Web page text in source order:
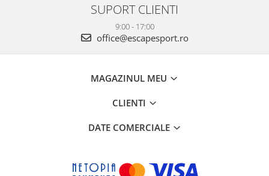
SUPORT CLIENTI
9:00 - 17:00
office@escapesport.ro
MAGAZINUL MEU
CLIENTI
DATE COMERCIALE